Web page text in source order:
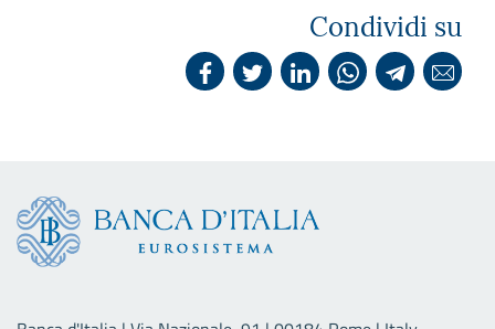
Condividi su